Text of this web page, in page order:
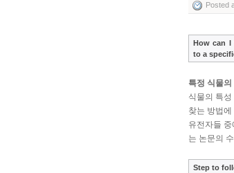
Posted
How can I
to a
특정 식물
식물의 특
찾는 방법
유전자들
는 논문의
Step to